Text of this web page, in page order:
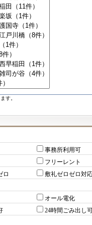
す。
事務所利用可
フリーレント
ロ
敷礼ゼロゼロ対
オール電化
24時間ごみ出し